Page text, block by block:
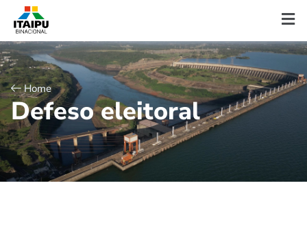
Home
Defeso eleitoral